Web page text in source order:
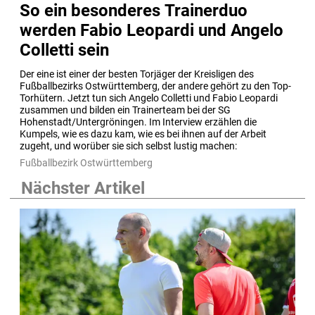
So ein besonderes Trainerduo
werden Fabio Leopardi und Angelo
Colletti sein
Der eine ist einer der besten Torjäger der Kreisligen des
Fußballbezirks Ostwürttemberg, der andere gehört zu den Top-
Torhütern. Jetzt tun sich Angelo Colletti und Fabio Leopardi
zusammen und bilden ein Trainerteam bei der SG
Hohenstadt/Untergröningen. Im Interview erzählen die
Kumpels, wie es dazu kam, wie es bei ihnen auf der Arbeit
zugeht, und worüber sie sich selbst lustig machen:
Fußballbezirk Ostwürttemberg
Nächster Artikel